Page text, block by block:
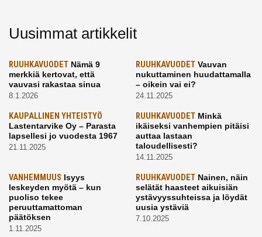
Uusimmat artikkelit
RUUHKAVUODET Nämä 9
merkkiä kertovat, että
vauvasi rakastaa sinua
8.1.2026
RUUHKAVUODETVauvan
nukuttaminen huudattamalla
– oikein vai ei?
24.11.2025
KAUPALLINEN YHTEISTYÖ
Lastentarvike Oy – Parasta
lapsellesi jo vuodesta 1967
21.11.2025
RUUHKAVUODETMinkä
ikäiseksi vanhempien pitäisi
auttaa lastaan
taloudellisesti?
14.11.2025
VANHEMMUUS Isyys
leskeyden myötä – kun
puoliso tekee
peruuttamattoman
päätöksen
1.11.2025
RUUHKAVUODETNainen, näin
selätät haasteet aikuisiän
ystävyyssuhteissa ja löydät
uusia ystäviä
7.10.2025